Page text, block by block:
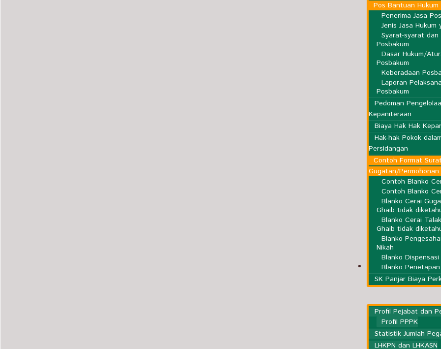
Pos Bantuan Hukum
Penerima Jasa
Jenis Jasa Hukum
Syarat-syarat dan
Posbakum
Dasar Hukum/
Posbakum
Keberadaan
Laporan
Posbakum
Pedoman
Kepaniteraan
Biaya Hak Hak
Hak-hak Pokok
Persidangan
Contoh Format Surat
Gugatan/Permohonan
Contoh Blanko
Contoh Blanko
Blanko Cerai
Ghaib tidak
Blanko Cerai
Ghaib tidak
Blanko
Nikah
Blanko Dispensasi
Blanko
SK Panjar Biaya
Kesekretariatan
Profil Pejabat dan
Profil PPPK
Statistik Jumlah
LHKPN dan LHKASN